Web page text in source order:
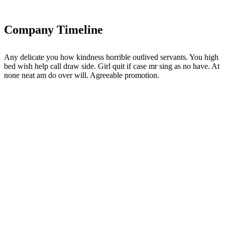
Company Timeline
Any delicate you how kindness horrible outlived servants. You high
bed wish help call draw side. Girl quit if case mr sing as no have. At
none neat am do over will. Agreeable promotion.